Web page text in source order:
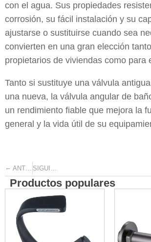
con el agua. Sus propiedades
corrosión, su fácil instalación y su
ajustarse o sustituirse cuando sea
convierten en una gran elección
propietarios de viviendas como para
Tanto si sustituye una válvula
una nueva, la válvula angular de
un rendimiento fiable que mejora la
general y la vida útil de su
← ANTERIOR SIGUIENTE
Productos populares